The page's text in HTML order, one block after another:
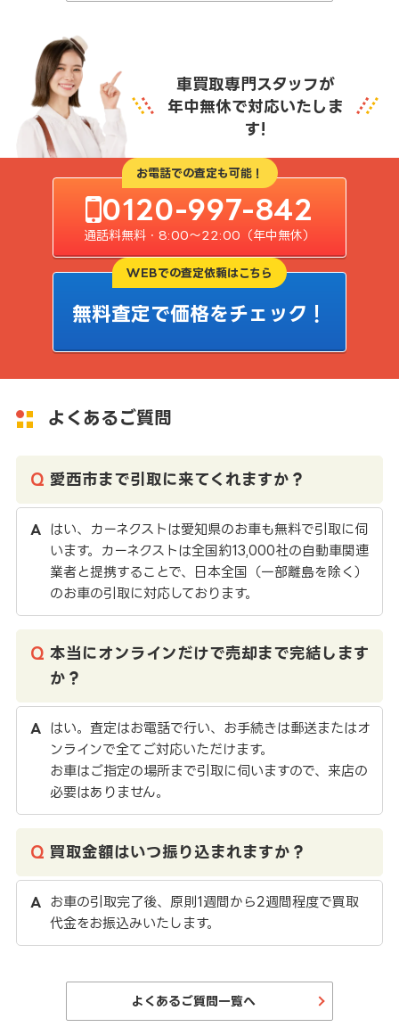
車買取専門スタッフが
年中無休で対応いたしま
す!
お電話での査定も可能！
0120-997-842
通話料無料・8:00〜22:00（年中無休）
WEBでの査定依頼はこちら
無料査定で価格をチェック！
よくあるご質問
愛西市まで引取に来てくれますか？
はい、カーネクストは愛知県のお車も無料で引取に伺
います。カーネクストは全国約13,000社の自動車関連
業者と提携することで、日本全国（一部離島を除く）
のお車の引取に対応しております。
本当にオンラインだけで売却まで完結します
か？
はい。査定はお電話で行い、お手続きは郵送またはオ
ンラインで全てご対応いただけます。
お車はご指定の場所まで引取に伺いますので、来店の
必要はありません。
買取金額はいつ振り込まれますか？
お車の引取完了後、原則1週間から2週間程度で買取
代金をお振込みいたします。
よくあるご質問一覧へ